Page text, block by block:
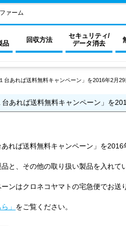
ァーム
品
回収方法
セキュリティ/
データ消去
台あれば送料無料キャンペーン」を2016年2月
台あれば送料無料キャンペーン」を
あれば送料無料キャンペーン」を
と、その他の取り扱い製品を入れて
ンはクロネコヤマトの宅急便でお送
」 をご覧ください。